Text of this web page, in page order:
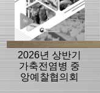
2026년 상반기
가축전염병 중
앙예찰협의회